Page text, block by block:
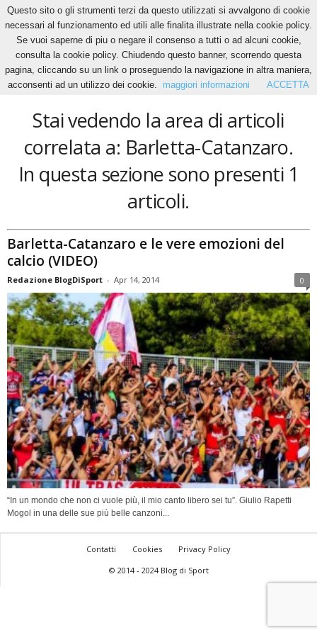
Home Tags Barletta-Catanzaro
Barletta-Catanzaro
Stai vedendo la area di articoli
correlata a: Barletta-Catanzaro.
In questa sezione sono presenti 1
articoli.
Barletta-Catanzaro e le vere emozioni del
calcio (VIDEO)
Redazione BlogDiSport - Apr 14, 2014 0
“In un mondo che non ci vuole più, il mio canto libero sei tu”. Giulio Rapetti
Mogol in una delle sue più belle canzoni...
Contatti Cookies
Privacy Policy
© 2014 - 2024 Blog di Sport
Questo sito o gli strumenti terzi da questo utilizzati si avvalgono di cookie
necessari al funzionamento ed utili alle finalita illustrate nella cookie policy.
Se vuoi saperne di piu o negare il consenso a tutti o ad alcuni cookie,
consulta la cookie policy. Chiudendo questo banner, scorrendo questa
pagina, cliccando su un link o proseguendo la navigazione in altra maniera,
acconsenti ad un utilizzo dei cookie.
maggiori informazioni ACCETTA